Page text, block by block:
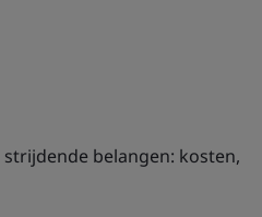
belangen: kosten,